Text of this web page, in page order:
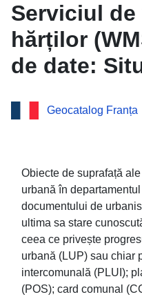
Serviciul de
hărților
de date:
urbană în
Geocatalog Franța
Obiecte de suprafață
urbană în
documentului de
ultima sa stare
ceea ce privește
urbană (LUP) sau chiar
intercomunală (PLUI);
(POS); card comunal